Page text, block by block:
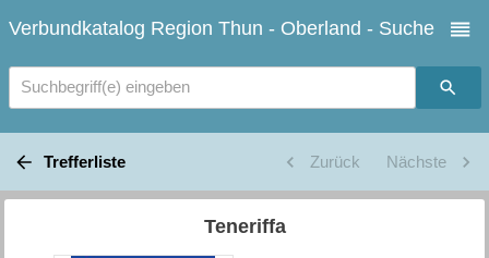
Verbundkatalog Region Thun - Oberland - Suche
Suchbegriff(e) eingeben
Trefferliste Zurück Nächste
Teneriffa